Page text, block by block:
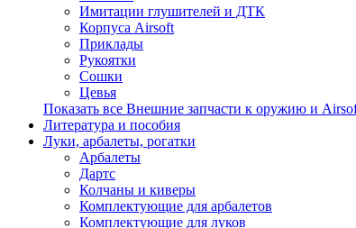
Имитации глушителей и ДТК
Корпуса Airsoft
Приклады
Рукоятки
Сошки
Цевья
Показать все Внешние запчасти к оружию и
Литература и пособия
Луки, арбалеты, рогатки
Арбалеты
Дартс
Колчаны и киверы
Комплектующие для арбалетов
Комплектующие для луков